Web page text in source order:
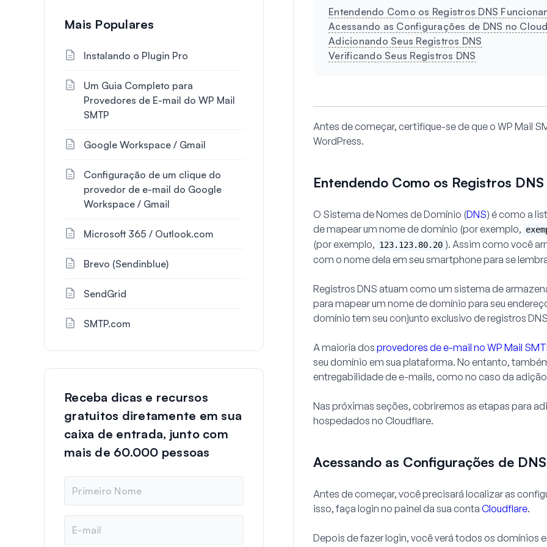
Entendendo Como os Registros DNS
Acessando as Configurações de DNS no
Adicionando Seus Registros DNS
Verificando Seus Registros DNS
Antes de começar, certifique-se de que o WP Mail
WordPress.
Entendendo Como os Registros
O Sistema de Nomes de Domínio (DNS) é como a
de mapear um nome de domínio (por exemplo,
(por exemplo, 123.123.80.20 ). Assim como você
com o nome dela em seu smartphone para se
Registros DNS atuam como um sistema de
para mapear um nome de domínio para seu
domínio tem seu conjunto exclusivo de registros
A maioria dos provedores de e-mail no WP Mail
seu domínio em sua plataforma. No entanto,
entregabilidade de e-mails, como no caso da
Nas próximas seções, cobriremos as etapas para
hospedados no Cloudflare.
Acessando as Configurações de
Antes de começar, você precisará localizar as
isso, faça login no painel da sua conta Cloudflare.
Depois de fazer login, você verá todos os domínios
Mais Populares
Instalando o Plugin Pro
Um Guia Completo para
Provedores de E-mail do WP Mail
SMTP
Google Workspace / Gmail
Configuração de um clique do
provedor de e-mail do Google
Workspace / Gmail
Microsoft 365 / Outlook.com
Brevo (Sendinblue)
SendGrid
SMTP.com
Receba dicas e recursos
gratuitos diretamente em sua
caixa de entrada, junto com
mais de 60.000 pessoas
m
e
m